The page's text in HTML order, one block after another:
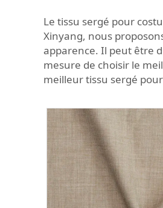
Le tissu sergé pour
Xinyang, nous
apparence. Il peut être
mesure de choisir le
meilleur tissu sergé